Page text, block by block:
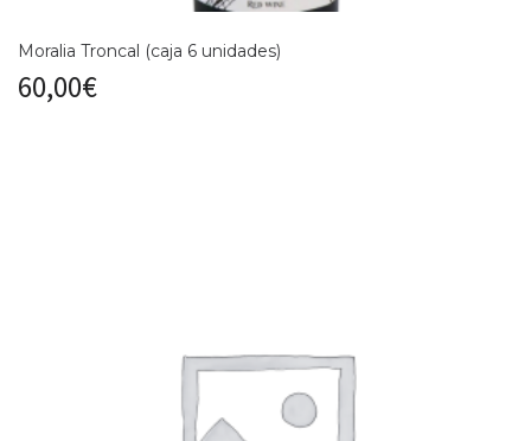
Moralia Troncal (caja 6 unidades)
60,00€